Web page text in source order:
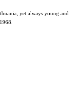
yet always young and